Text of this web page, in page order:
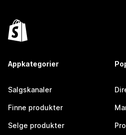
Appkategorier
Salgskanaler
Finne produkter
Selge produkter